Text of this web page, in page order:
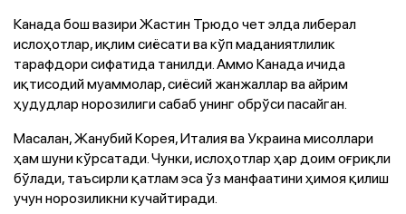
Канада бош вазири Жастин Трюдо чет элда либерал
ислоҳотлар, иқлим сиёсати ва кўп маданиятлилик
тарафдори сифатида танилди. Аммо Канада ичида
иқтисодий муаммолар, сиёсий жанжаллар ва айрим
ҳудудлар норозилиги сабаб унинг обрўси пасайган.
Масалан, Жанубий Корея, Италия ва Украина мисоллари
ҳам шуни кўрсатади. Чунки, ислоҳотлар ҳар доим оғриқли
бўлади, таъсирли қатлам эса ўз манфаатини ҳимоя қилиш
учун норозиликни кучайтиради.